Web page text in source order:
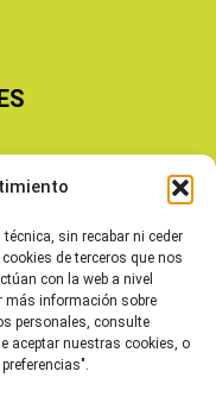
sin recabar ni ceder
de terceros que nos
con la web a nivel
más información sobre
personales, consulte
aceptar nuestras cookies, o